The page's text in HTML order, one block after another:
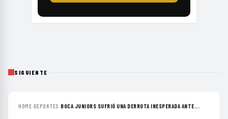
SIGUIENTE
HOME›DEPORTES ›BOCA JUNIORS SUFRIÓ UNA DERROTA INESPERADA ANTE...